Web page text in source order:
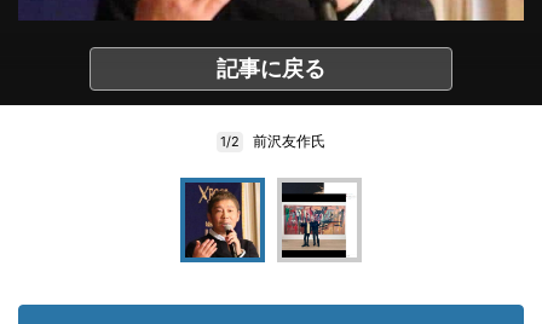
記事に戻る
1/2 前沢友作氏